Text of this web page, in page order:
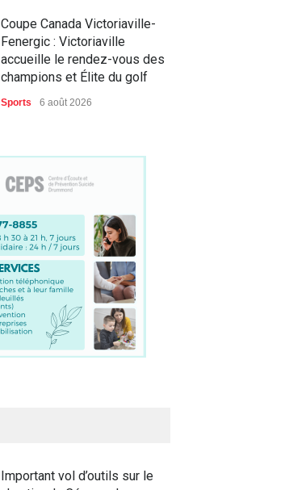
Coupe Canada Victoriaville-
Fenergic : Victoriaville
accueille le rendez-vous des
champions et Élite du golf
Sports 6 août 2026
Important vol d’outils sur le